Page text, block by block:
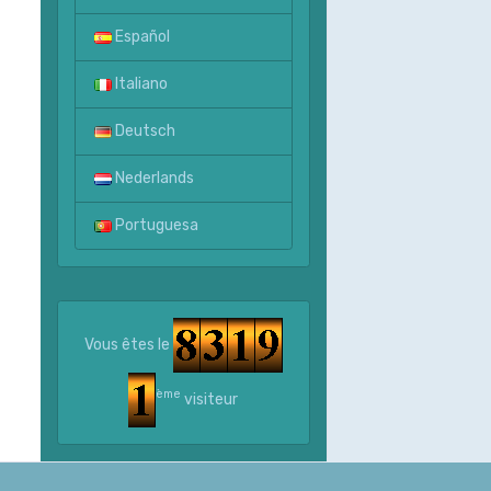
Español
Italiano
Deutsch
Nederlands
Portuguesa
Vous êtes le
ème visiteur